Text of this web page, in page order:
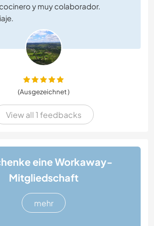
y muy colaborador.
(Ausgezeichnet )
View all 1 feedbacks
eine Workaway-
Mitgliedschaft
mehr